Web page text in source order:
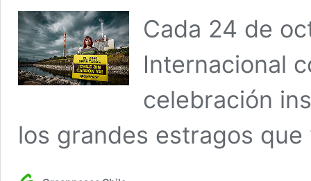
Cada 24 de
Internacional
celebración
los grandes estragos